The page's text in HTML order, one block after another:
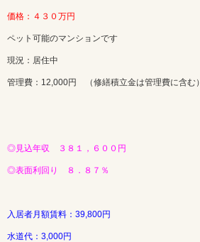
価格：４３０万円
ペット可能のマンションです
現況：居住中
管理費：12,000円 （修繕積立金は管理費に含む）
◎見込年収 ３８１，６００円
◎表面利回り ８．８７％
入居者月額賃料：39,800円
水道代：3,000円